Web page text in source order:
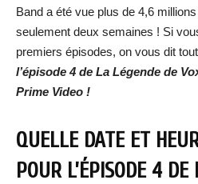
Band a été vue plus de 4,6
seulement deux semaines ! Si
premiers épisodes, on vous dit
l’épisode 4 de La Légende de
Prime Video !
QUELLE DATE ET
POUR L’ÉPISODE 4